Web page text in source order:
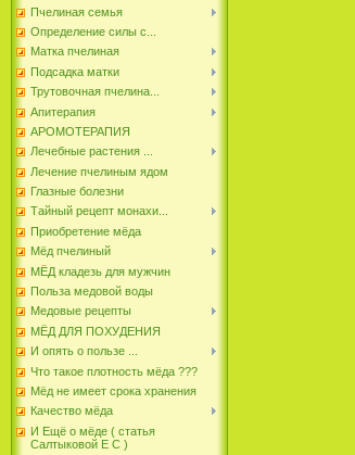
Пчелиная семья
Определение силы с...
Матка пчелиная
Подсадка матки
Трутовочная пчелина...
Апитерапия
АРОМОТЕРАПИЯ
Лечебные растения ...
Лечение пчелиным ядом
Глазные болезни
Тайный рецепт монахи...
Приобретение мёда
Мёд пчелиный
МЁД кладезь для мужчин
Польза медовой воды
Медовые рецепты
МЁД ДЛЯ ПОХУДЕНИЯ
И опять о пользе ...
Что такое плотность мёда ???
Мёд не имеет срока хранения
Качество мёда
И Ещё о мёде ( статья
Салтыковой Е С )